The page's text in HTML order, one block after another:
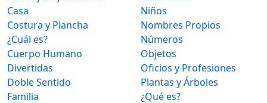
Casa
Costura y Plancha
¿Cuál es?
Cuerpo Humano
Divertidas
Doble Sentido
Familia
Niños
Nombres Propios
Números
Objetos
Oficios y Profesiones
Plantas y Árboles
¿Qué es?